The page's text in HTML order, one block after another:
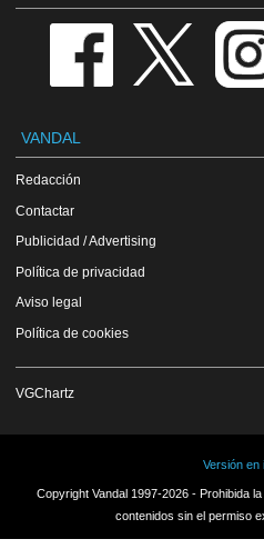
VANDAL
Redacción
Contactar
Publicidad / Advertising
Política de privacidad
Aviso legal
Política de cookies
VGChartz
Versión en
Copyright Vandal 1997-2026 - Prohibida
contenidos sin el permiso